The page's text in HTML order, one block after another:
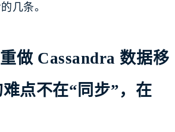
几条。
做 Cassandra 数据移
点不在“同步”，在